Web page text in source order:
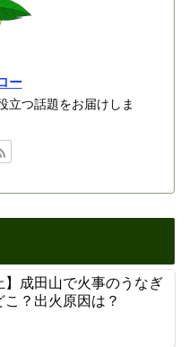
ー
立つ話題をお届けしま
】成田山で火事のうなぎ
こ？出火原因は？